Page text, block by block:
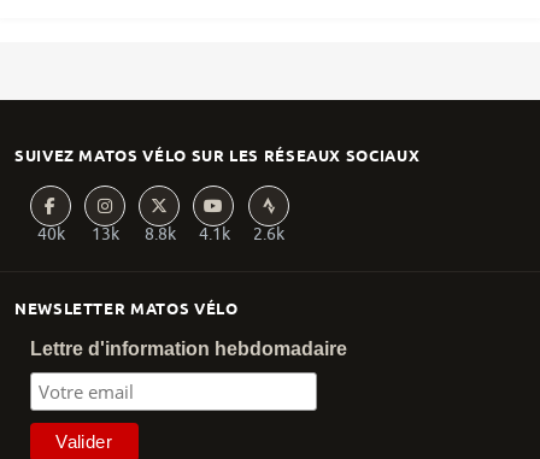
NEWSLETTER MATOS VÉLO
Lettre d'information hebdomadaire
SUIVEZ MATOS VÉLO SUR LES RÉSEAUX SOCIAUX
40k 13k 8.8k 4.1k 2.6k